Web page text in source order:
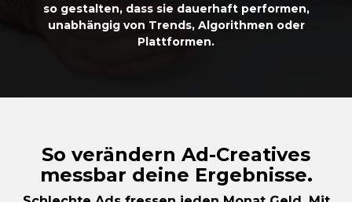
so gestalten, dass sie dauerhaft performen,
unabhängig von Trends, Algorithmen oder
Plattformen.
So verändern Ad-Creatives
messbar deine Ergebnisse.